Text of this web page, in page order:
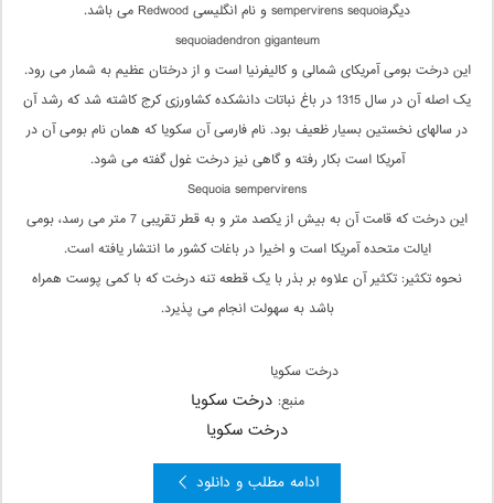
دیگرsempervirens sequoia و نام انگلیسی Redwood می باشد.
sequoiadendron giganteum
این درخت بومی آمریکای شمالی و کالیفرنیا است و از درختان عظیم به شمار می رود.
یک اصله آن در سال 1315 در باغ نباتات دانشکده کشاورزی کرج کاشته شد که رشد آن
در سالهای نخستین بسیار ظعیف بود. نام فارسی آن سکویا که همان نام بومی آن در
آمریکا است بکار رفته و گاهی نیز درخت غول گفته می شود.
Sequoia sempervirens
این درخت که قامت آن به بیش از یکصد متر و به قطر تقریبی 7 متر می رسد، بومی
ایالت متحده آمریکا است و اخیرا در باغات کشور ما انتشار یافته است.
نحوه تکثیر: تکثیر آن علاوه بر بذر با یک قطعه تنه درخت که با کمی پوست همراه
باشد به سهولت انجام می پذیرد.
درخت سکویا
منبع: درخت سکویا
درخت سکویا
ادامه مطلب و دانلود